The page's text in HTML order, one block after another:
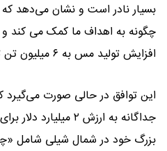
بسیار نادر است و نشان می‌دهد
چگونه به اهداف ما کمک می کند و
افزایش تولید مس به ۶ میلیون تن تا سال ۲۰۳۰ حمایت ‌کند.»
این توافق در حالی صورت می‌گیرد
جداگانه به ارزش ۲
بزرگ خود در شمال شیلی شامل